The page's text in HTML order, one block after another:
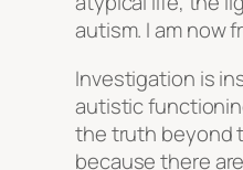
autism. I am now
Investigation is
autistic
the truth beyond
because there